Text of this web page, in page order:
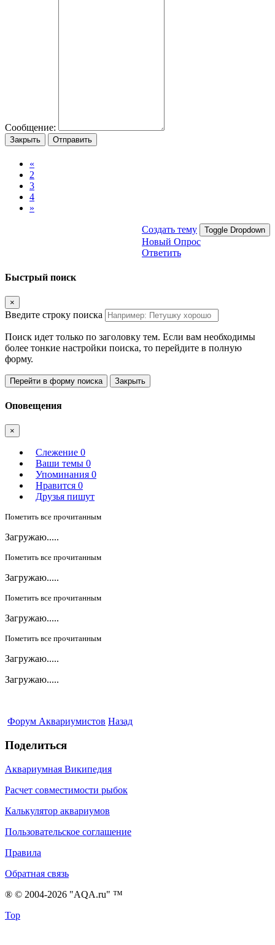
Сообщение:
Закрыть Отправить
«
2
3
4
»
Создать тему Toggle Dropdown
Новый Опрос
Ответить
Быстрый поиск
×
Введите строку поиска
Поиск идет только по заголовку тем. Если вам необходимы
более тонкие настройки поиска, то перейдите в полную
форму.
Перейти в форму поиска Закрыть
Оповещения
×
Слежение 0
Ваши темы 0
Упоминания 0
Нравится 0
Друзья пишут
Пометить все прочитанным
Загружаю.....
Пометить все прочитанным
Загружаю.....
Пометить все прочитанным
Загружаю.....
Пометить все прочитанным
Загружаю.....
Загружаю.....
Форум Аквариумистов Назад
Поделиться
Аквариумная Википедия
Расчет совместимости рыбок
Калькулятор аквариумов
Пользовательское соглашение
Правила
Обратная связь
® © 2004-2026 "AQA.ru" ™
Top